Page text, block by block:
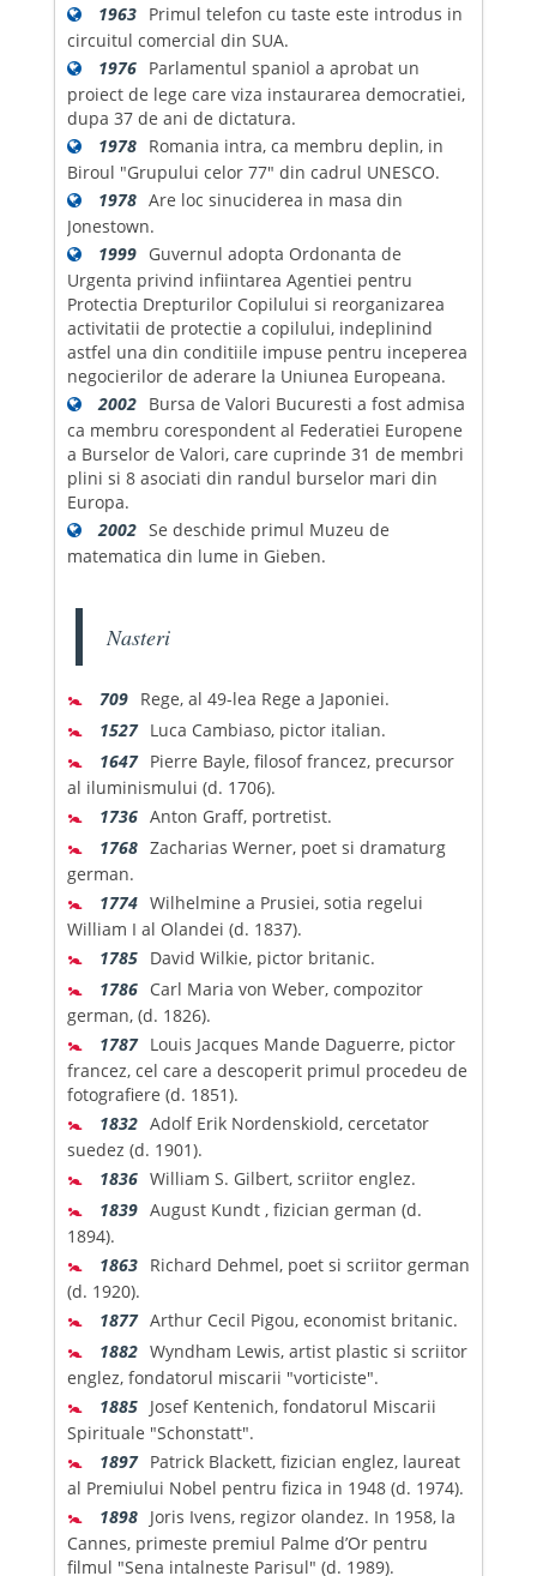
1963 Primul telefon cu taste este introdus in
circuitul comercial din SUA.
1976 Parlamentul spaniol a aprobat un
proiect de lege care viza instaurarea democratiei,
dupa 37 de ani de dictatura.
1978 Romania intra, ca membru deplin, in
Biroul "Grupului celor 77" din cadrul UNESCO.
1978 Are loc sinuciderea in masa din
Jonestown.
1999 Guvernul adopta Ordonanta de
Urgenta privind infiintarea Agentiei pentru
Protectia Drepturilor Copilului si reorganizarea
activitatii de protectie a copilului, indeplinind
astfel una din conditiile impuse pentru inceperea
negocierilor de aderare la Uniunea Europeana.
2002 Bursa de Valori Bucuresti a fost admisa
ca membru corespondent al Federatiei Europene
a Burselor de Valori, care cuprinde 31 de membri
plini si 8 asociati din randul burselor mari din
Europa.
2002 Se deschide primul Muzeu de
matematica din lume in Gieben.
Nasteri
🚼 709 Rege, al 49-lea Rege a Japoniei.
🚼 1527 Luca Cambiaso, pictor italian.
🚼 1647 Pierre Bayle, filosof francez, precursor
al iluminismului (d. 1706).
🚼 1736 Anton Graff, portretist.
🚼 1768 Zacharias Werner, poet si dramaturg
german.
🚼 1774 Wilhelmine a Prusiei, sotia regelui
William I al Olandei (d. 1837).
🚼 1785 David Wilkie, pictor britanic.
🚼 1786 Carl Maria von Weber, compozitor
german, (d. 1826).
🚼 1787 Louis Jacques Mande Daguerre, pictor
francez, cel care a descoperit primul procedeu de
fotografiere (d. 1851).
🚼 1832 Adolf Erik Nordenskiold, cercetator
suedez (d. 1901).
🚼 1836 William S. Gilbert, scriitor englez.
🚼 1839 August Kundt , fizician german (d.
1894).
🚼 1863 Richard Dehmel, poet si scriitor german
(d. 1920).
🚼 1877 Arthur Cecil Pigou, economist britanic.
🚼 1882 Wyndham Lewis, artist plastic si scriitor
englez, fondatorul miscarii "vorticiste".
🚼 1885 Josef Kentenich, fondatorul Miscarii
Spirituale "Schonstatt".
🚼 1897 Patrick Blackett, fizician englez, laureat
al Premiului Nobel pentru fizica in 1948 (d. 1974).
🚼 1898 Joris Ivens, regizor olandez. In 1958, la
Cannes, primeste premiul Palme d’Or pentru
filmul "Sena intalneste Parisul" (d. 1989).